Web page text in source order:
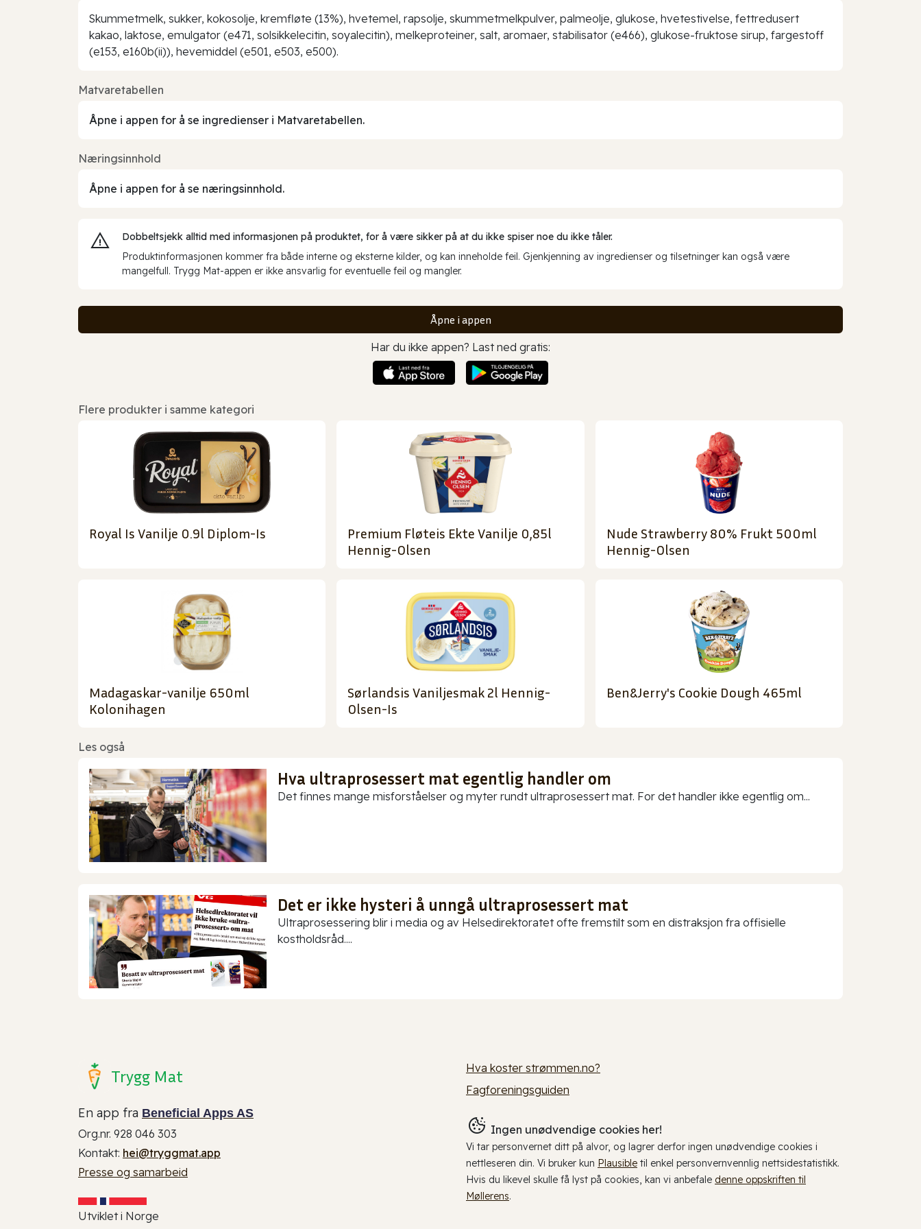
Skummetmelk, sukker, kokosolje, kremfløte (13%), hvetemel, rapsolje, skummetmelkpulver, palmeolje, glukose, hvetestivelse, fettredusert
kakao, laktose, emulgator (e471, solsikkelecitin, soyalecitin), melkeproteiner, salt, aromaer, stabilisator (e466), glukose-fruktose sirup, fargestoff
(e153, e160b(ii)), hevemiddel (e501, e503, e500).
Matvaretabellen
Åpne i appen for å se ingredienser i Matvaretabellen.
Næringsinnhold
Åpne i appen for å se næringsinnhold.
Dobbeltsjekk alltid med informasjonen på produktet, for å være sikker på at du ikke spiser noe du ikke tåler.
Produktinformasjonen kommer fra både interne og eksterne kilder, og kan inneholde feil. Gjenkjenning av ingredienser og tilsetninger kan også være
mangelfull. Trygg Mat-appen er ikke ansvarlig for eventuelle feil og mangler.
Åpne i appen
Har du ikke appen? Last ned gratis:
Flere produkter i samme kategori
Royal Is Vanilje 0.9l Diplom-Is
Premium Fløteis Ekte Vanilje 0,85l
Hennig-Olsen
Nude Strawberry 80% Frukt 500ml
Hennig-Olsen
Madagaskar-vanilje 650ml
Kolonihagen
Sørlandsis Vaniljesmak 2l Hennig-
Olsen-Is
Ben&Jerry's Cookie Dough 465ml
Les også
Hva ultraprosessert mat egentlig handler om
Det finnes mange misforståelser og myter rundt ultraprosessert mat. For det handler ikke egentlig om...
Det er ikke hysteri å unngå ultraprosessert mat
Ultraprosessering blir i media og av Helsedirektoratet ofte fremstilt som en distraksjon fra offisielle
kostholdsråd....
Trygg Mat
En app fra Beneficial Apps AS
Org.nr. 928 046 303
Kontakt: hei@tryggmat.app
Presse og samarbeid
Utviklet i Norge
Hva koster strømmen.no?
Fagforeningsguiden
Ingen unødvendige cookies her!
Vi tar personvernet ditt på alvor, og lagrer derfor ingen unødvendige cookies i
nettleseren din. Vi bruker kun Plausible til enkel personvernvennlig nettsidestatistikk.
Hvis du likevel skulle få lyst på cookies, kan vi anbefale denne oppskriften til
Møllerens.